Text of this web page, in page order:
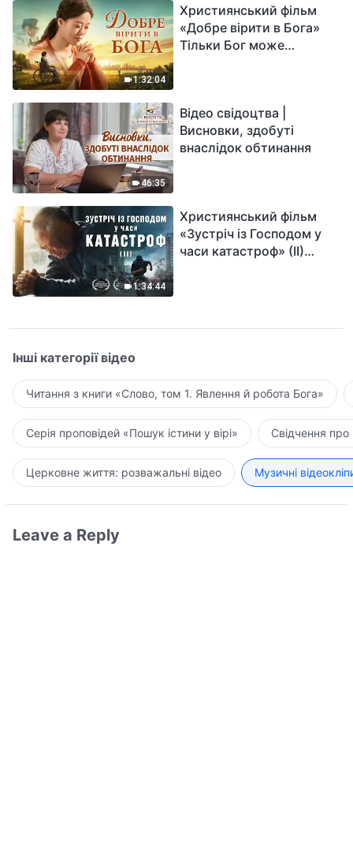
1:32:04
Християнський фільм
«Добре вірити в Бога»
Тільки Бог може
46:35
Відео свідоцтва |
Висновки, здобуті
внаслідок обтинання
1:34:44
Християнський фільм
«Зустріч із Господом у
часи катастроф» (II)
Інші категорії відео
Читання з книги «Слово, том 1. Явлення й робота Бога»
Серія проповідей «Пошук істини у вірі» Свідчення
Церковне життя: розважальні відео Музичні
Leave a Reply